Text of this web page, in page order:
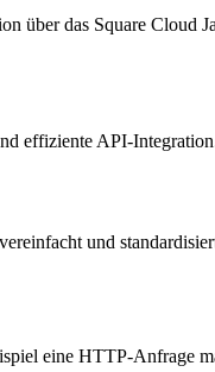
über das Square Cloud
effiziente API-
und
eine HTTP-Anfrage